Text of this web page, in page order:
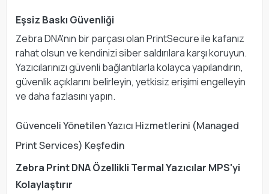
Eşsiz Baskı Güvenliği
Zebra DNA'nın bir parçası olan PrintSecure ile kafanız
rahat olsun ve kendinizi siber saldırılara karşı koruyun.
Yazıcılarınızı güvenli bağlantılarla kolayca yapılandırın,
güvenlik açıklarını belirleyin, yetkisiz erişimi engelleyin
ve daha fazlasını yapın.
Güvenceli Yönetilen Yazıcı Hizmetlerini (Managed
Print Services) Keşfedin
Zebra Print DNA Özellikli Termal Yazıcılar MPS'yi
Kolaylaştırır